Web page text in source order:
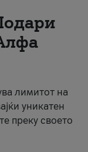
лимитот на
уникатен
преку своето